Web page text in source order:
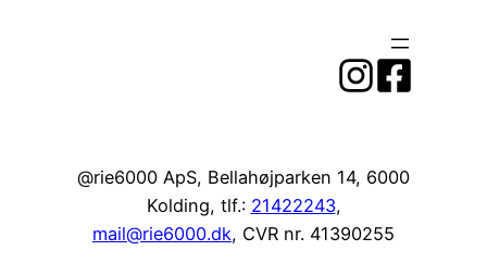
@rie6000 ApS, Bellahøjparken 14, 6000
Kolding, tlf.: 21422243,
mail@rie6000.dk, CVR nr. 41390255